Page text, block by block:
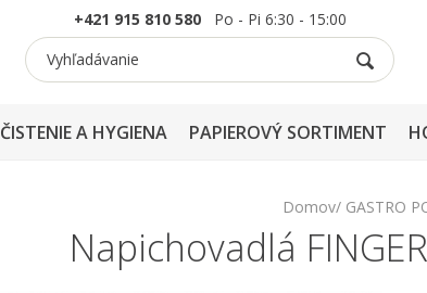
+421 915 810 580Po - Pi 6:30 - 15:00
ČISTENIE A HYGIENA PAPIEROVÝ SORTIMENT
Domov GASTRO
Napichovadlá